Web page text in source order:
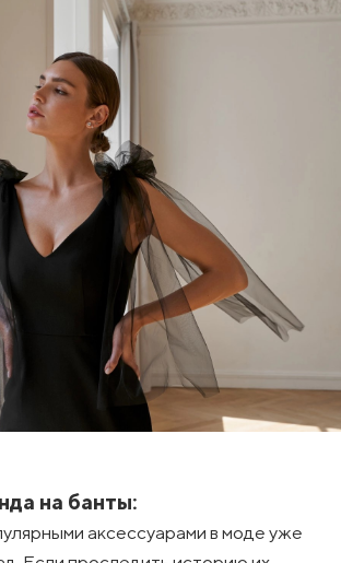
на банты:
аксессуарами в моде уже